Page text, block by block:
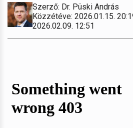
Szerző: Dr. Püski András
Közzétéve: 2026.01.15.
2026.02.09. 12:51